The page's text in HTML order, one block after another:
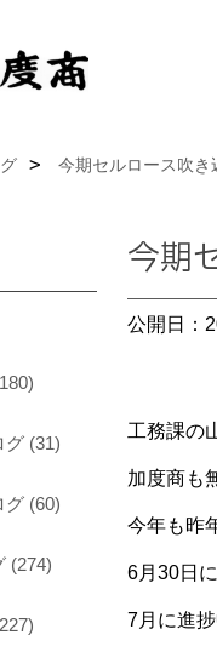
今期セルロース吹
今期
公開日：
工務課の
加度商も
今年も昨
6月30日
7月に進
(31)
(60)
(274)